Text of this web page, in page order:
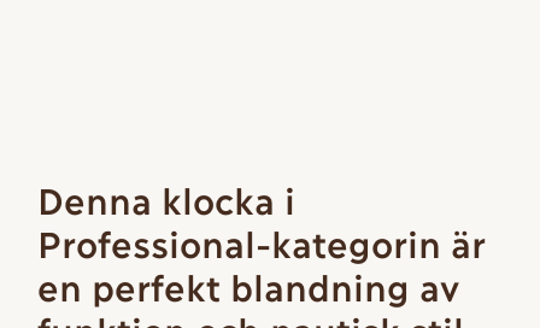
Denna klocka i
Professional-kategorin är
en perfekt blandning av